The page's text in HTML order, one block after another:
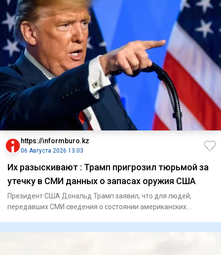
https://informburo.kz
06 Августа 2026 13:03
Их разыскивают : Трамп пригрозил тюрьмой за
утечку в СМИ данных о запасах оружия США
Президент США Дональд Трамп заявил, что для людей,
передавших СМИ сведения о состоянии американских